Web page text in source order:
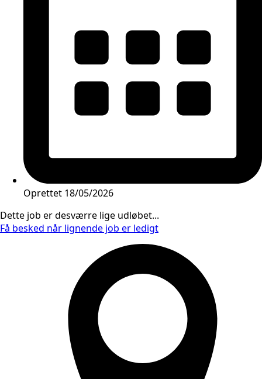
Oprettet 18/05/2026
Dette job er desværre lige udløbet...
Få besked når lignende job er ledigt